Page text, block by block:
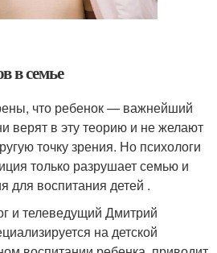
в семье
что ребенок — важнейший
верят в эту теорию и не желают
точку зрения. Но психологи
только разрушает семью и
для воспитания детей .
и телеведущий Дмитрий
на детской